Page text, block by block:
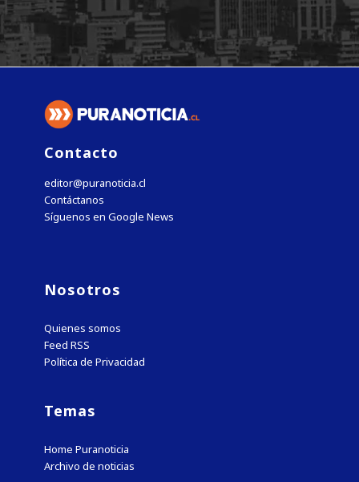
Contacto
editor@puranoticia.cl
Contáctanos
Síguenos en Google News
Nosotros
Quienes somos
Feed RSS
Política de Privacidad
Temas
Home Puranoticia
Archivo de noticias